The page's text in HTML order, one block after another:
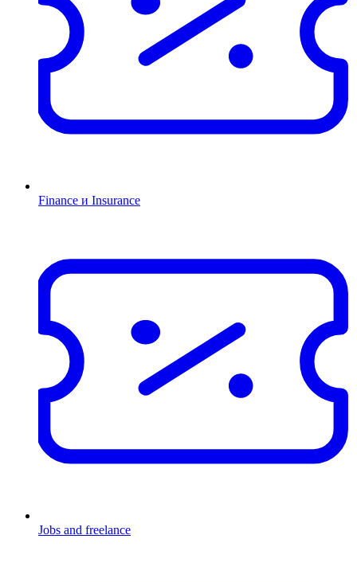
Finance и Insurance
Jobs and freelance